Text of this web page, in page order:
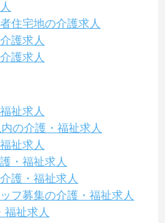
住宅地の介護求人
護求人
護求人
祉求人
の介護・福祉求人
祉求人
・福祉求人
護・福祉求人
フ募集の介護・福祉求人
福祉求人